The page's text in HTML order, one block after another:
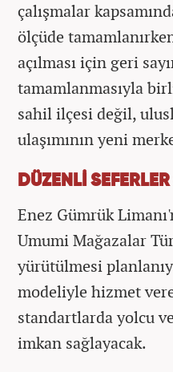
çalışmalar
ölçüde
açılması için geri
tamamlanmasıyla
sahil ilçesi değil,
ulaşımının yeni
DÜZENLİ
Enez Gümrük
Umumi Mağazalar
yürütülmesi
modeliyle hizmet
standartlarda yolcu ve
imkan sağlayacak.